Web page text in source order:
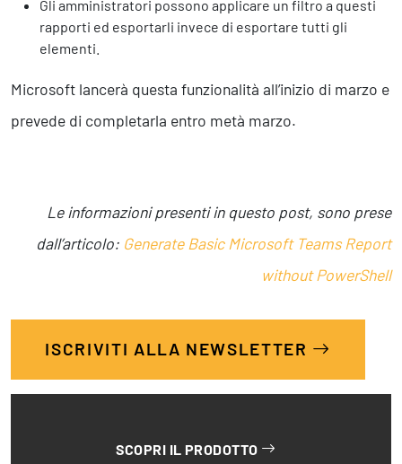
Gli amministratori possono applicare un filtro a questi
rapporti ed esportarli invece di esportare tutti gli
elementi.
Microsoft lancerà questa funzionalità all’inizio di marzo e
prevede di completarla entro metà marzo.
Le informazioni presenti in questo post, sono prese
dall’articolo: Generate Basic Microsoft Teams Report
without PowerShell
ISCRIVITI ALLA NEWSLETTER
SCOPRI IL PRODOTTO